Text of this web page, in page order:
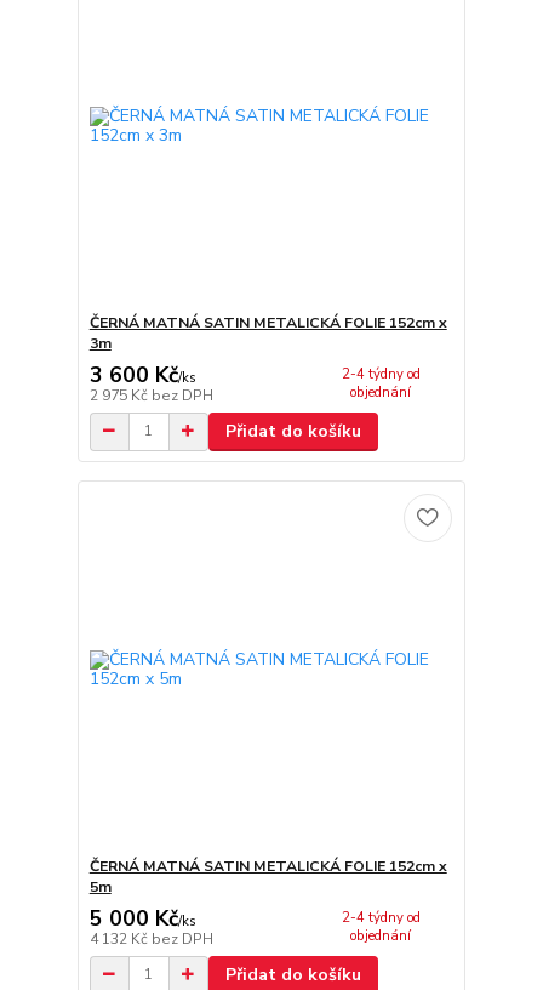
ČERNÁ MATNÁ SATIN METALICKÁ FOLIE 152cm x
3m
3 600 Kč/ks
2 975 Kč bez DPH
2-4 týdny od
objednání
Přidat do košíku
ČERNÁ MATNÁ SATIN METALICKÁ FOLIE 152cm x
5m
5 000 Kč/ks
4 132 Kč bez DPH
2-4 týdny od
objednání
Přidat do košíku